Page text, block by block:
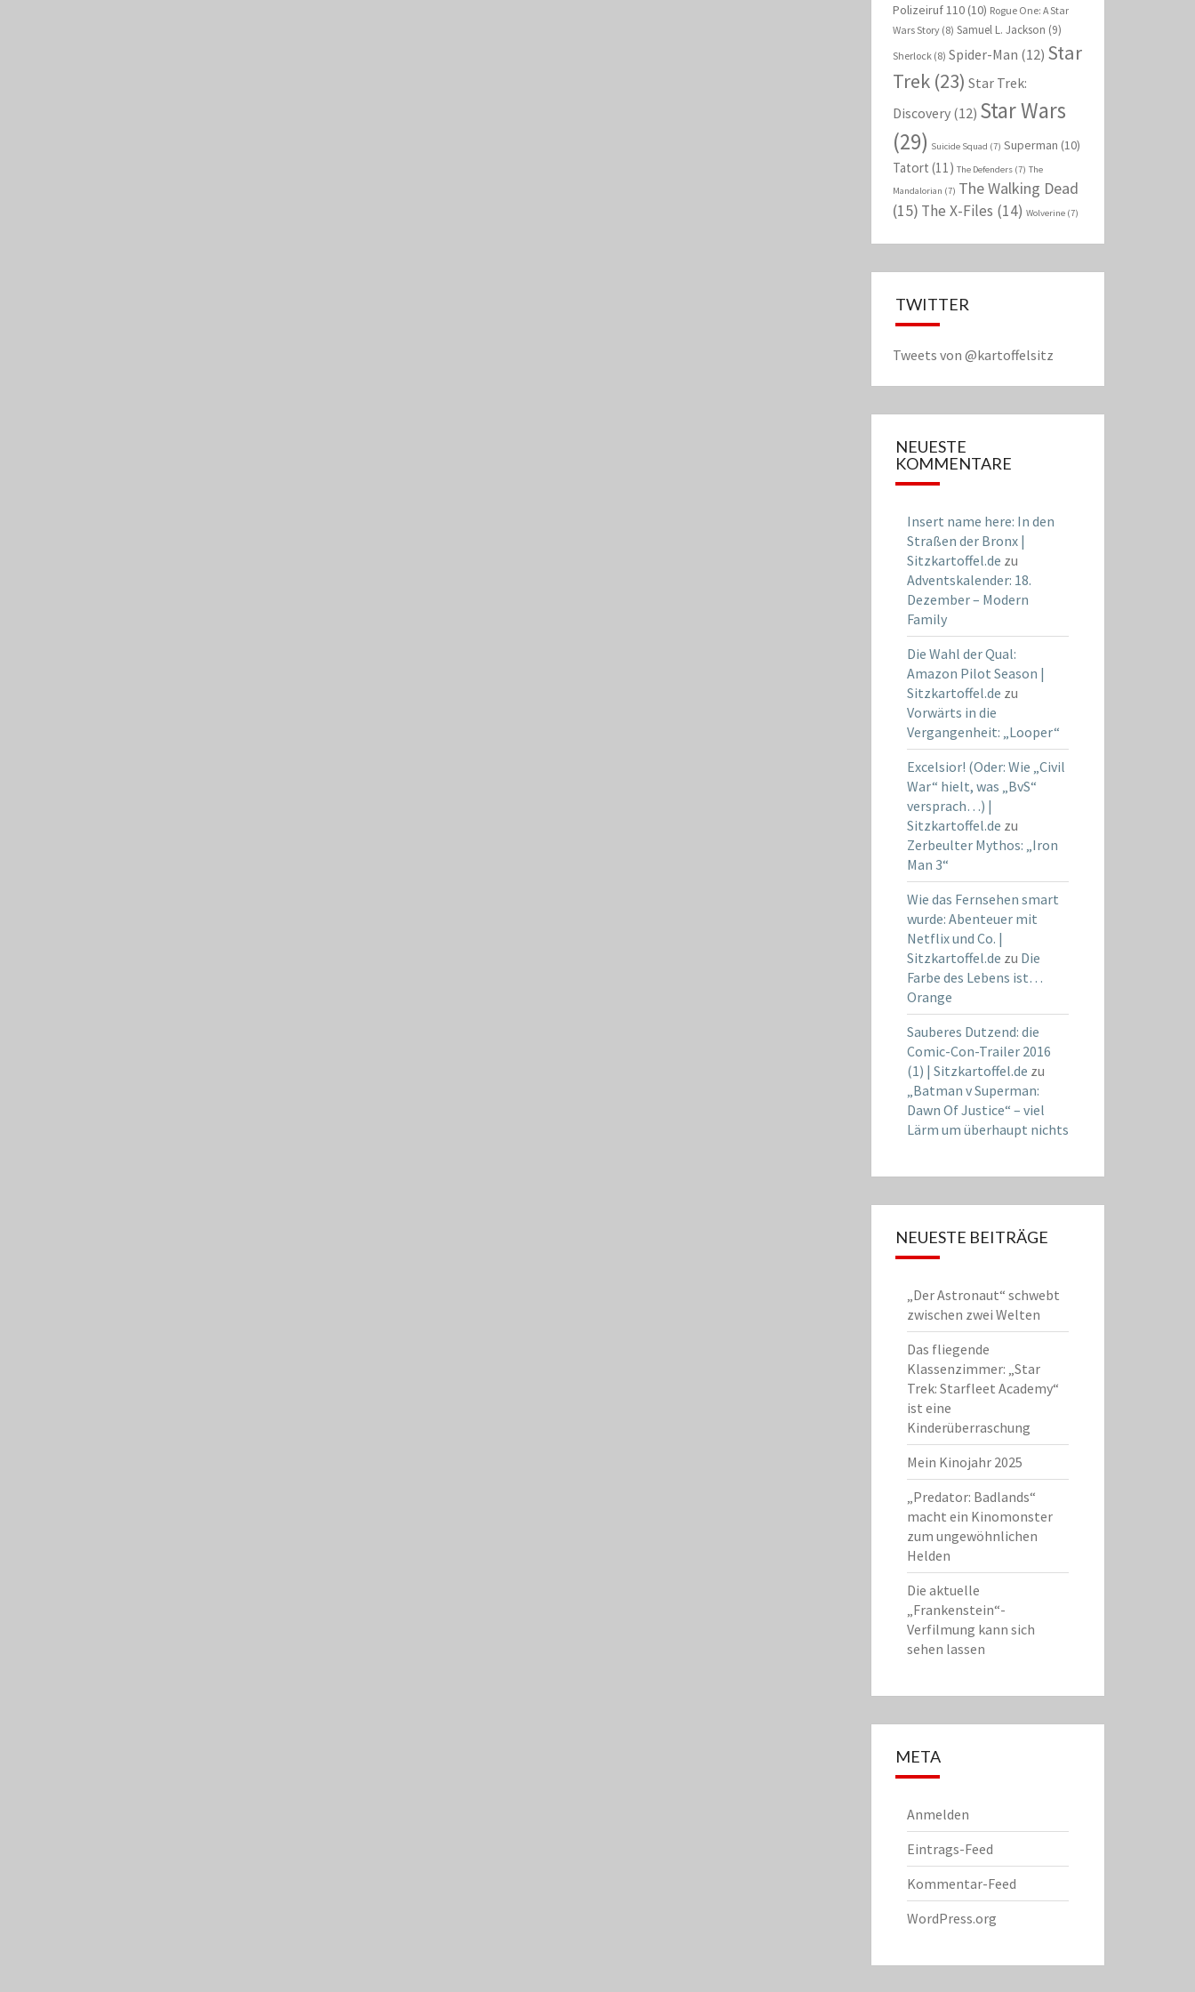
Polizeiruf 110(10) Rogue One: A Star
Wars Story(8) Samuel L. Jackson (9)
Sherlock(8) Spider-Man (12) Star
Trek(23) Star Trek:
Discovery(12) Star Wars
(29) Suicide Squad (7) Superman (10)
Tatort (11) The Defenders(7) The
Mandalorian (7) The Walking Dead
(15) The X-Files (14) Wolverine(7)
TWITTER
Tweets von @kartoffelsitz
NEUESTE
KOMMENTARE
Insert name here: In den
Straßen der Bronx |
Sitzkartoffel.de zu
Adventskalender: 18.
Dezember – Modern
Family
Die Wahl der Qual:
Amazon Pilot Season |
Sitzkartoffel.de zu
Vorwärts in die
Vergangenheit: „Looper“
Excelsior! (Oder: Wie „Civil
War“ hielt, was „BvS“
versprach…) |
Sitzkartoffel.de zu
Zerbeulter Mythos: „Iron
Man 3“
Wie das Fernsehen smart
wurde: Abenteuer mit
Netflix und Co. |
Sitzkartoffel.de zu Die
Farbe des Lebens ist…
Orange
Sauberes Dutzend: die
Comic-Con-Trailer 2016
(1) | Sitzkartoffel.de zu
„Batman v Superman:
Dawn Of Justice“ – viel
Lärm um überhaupt nichts
NEUESTE BEITRÄGE
„Der Astronaut“ schwebt
zwischen zwei Welten
Das fliegende
Klassenzimmer: „Star
Trek: Starfleet Academy“
ist eine
Kinderüberraschung
Mein Kinojahr 2025
„Predator: Badlands“
macht ein Kinomonster
zum ungewöhnlichen
Helden
Die aktuelle
„Frankenstein“-
Verfilmung kann sich
sehen lassen
META
Anmelden
Eintrags-Feed
Kommentar-Feed
WordPress.org